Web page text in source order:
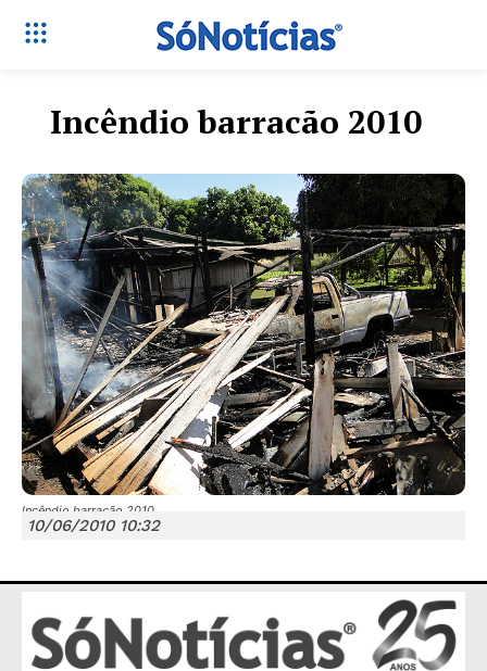
Só Notícias
JUNTE-SE NO WHATSAPP
Incêndio barracão 2010
Incêndio barracão 2010
10/06/2010 10:32